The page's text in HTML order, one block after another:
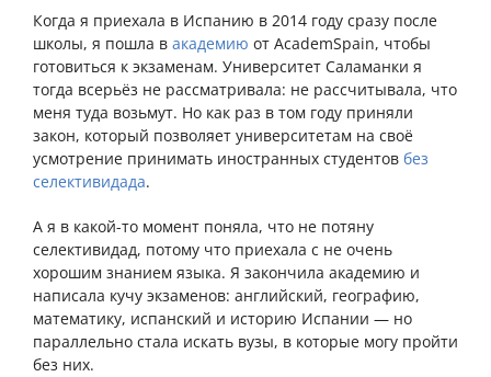
Когда я приехала в Испанию в 2014 году сразу после
школы, я пошла в академию от AcademSpain, чтобы
готовиться к экзаменам. Университет Саламанки я
тогда всерьёз не рассматривала: не рассчитывала, что
меня туда возьмут. Но как раз в том году приняли
закон, который позволяет университетам на своё
усмотрение принимать иностранных студентов без
селективидада.
А я в какой-то момент поняла, что не потяну
селективидад, потому что приехала с не очень
хорошим знанием языка. Я закончила академию и
написала кучу экзаменов: английский, географию,
математику, испанский и историю Испании — но
параллельно стала искать вузы, в которые могу пройти
без них.